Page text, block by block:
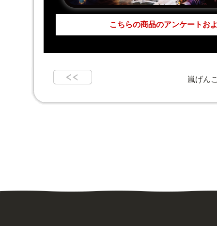
こちらの商品のアンケートお
嵐げん